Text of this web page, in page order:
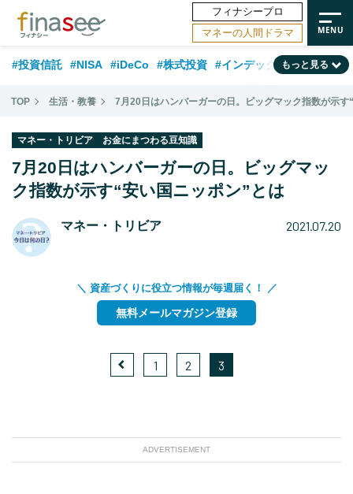
フィナシープロ
マネーの人間ドラマ
#投資信託 #NISA #iDeCo #株式投資 #インデックスファンド
#相談事例 #相続・贈与 #FP #新NISA #ランキング #トレンド
#フィナンシャル・ウェルビーイング #データ・調査 #国内株式型
#60代
もっと見る
TOP 生活・教養 7月20日はハンバーガーの日。ビッグマック指数が示す
マネー・トリビア お金にまつわる豆知識
7月20日はハンバーガーの日。ビッグマッ
ク指数が示す“安い国ニッポン”とは
マネー・トリビア 2021.07.20
＼ 資産づくりに役立つ情報が毎週届く！ ／
無料メールマガジン登録
1 2 3
ADVERTISEMENT